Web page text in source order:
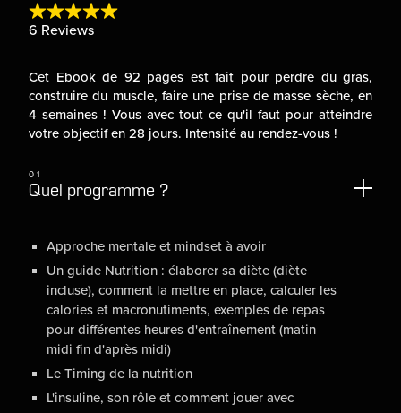
Cet Ebook de 92 pages est fait pour perdre du gras,
construire du muscle, faire une prise de masse sèche, en
4 semaines ! Vous avec tout ce qu'il faut pour atteindre
votre objectif en 28 jours. Intensité au rendez-vous !
01
Quel programme ?
Approche mentale et mindset à avoir
Un guide Nutrition : élaborer sa diète (diète
incluse), comment la mettre en place, calculer les
calories et macronutiments, exemples de repas
pour différentes heures d'entraînement (matin
midi fin d'après midi)
Le Timing de la nutrition
L'insuline, son rôle et comment jouer avec